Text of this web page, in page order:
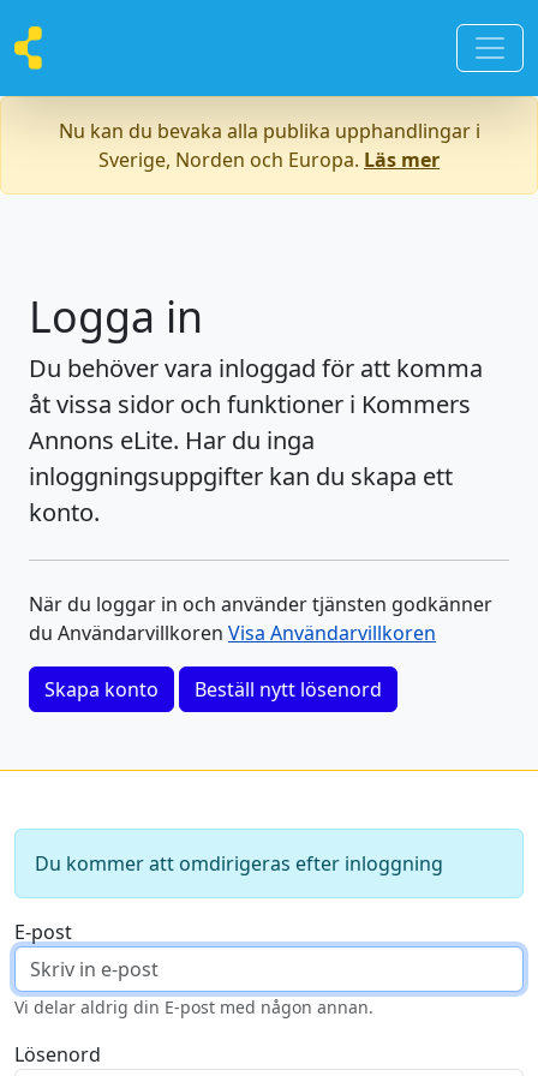
Nu kan du bevaka alla publika upphandlingar i
Sverige, Norden och Europa. Läs mer
Logga in
Du behöver vara inloggad för att komma
åt vissa sidor och funktioner i Kommers
Annons eLite. Har du inga
inloggningsuppgifter kan du skapa ett
konto.
När du loggar in och använder tjänsten godkänner
du Användarvillkoren Visa Användarvillkoren
Skapa konto Beställ nytt lösenord
Du kommer att omdirigeras efter inloggning
E-post
Vi delar aldrig din E-post med någon annan.
Lösenord